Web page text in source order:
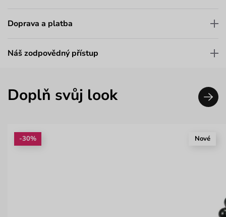
Doprava a platba
Náš zodpovědný přístup
Doplň svůj look
-30% Nové